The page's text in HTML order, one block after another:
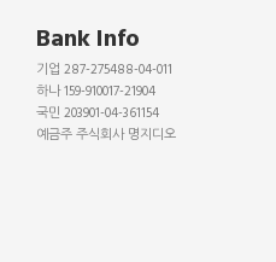
Bank Info
기업 287-275488-04-011
하나 159-910017-21904
국민 203901-04-361154
예금주 주식회사 명지디오